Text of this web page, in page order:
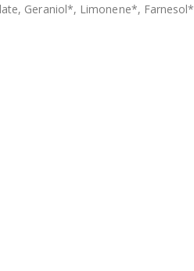
Geraniol*, Limonene*, Farnesol*